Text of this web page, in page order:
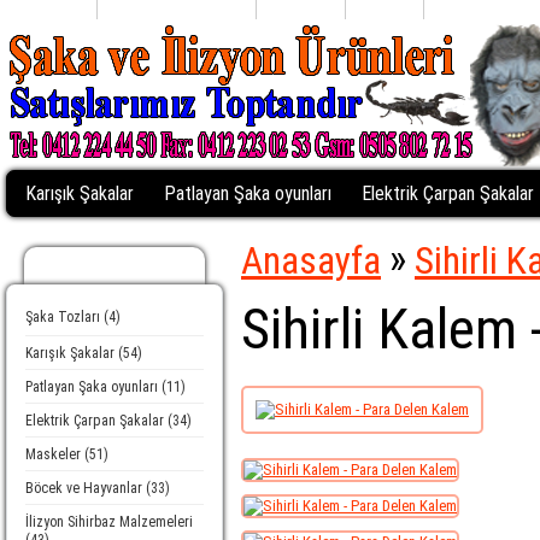
Karışık Şakalar Patlayan Şaka oyunları Elektrik Çarpan Şakalar
Şaka Tozları (4)
Karışık Şakalar (54)
Patlayan Şaka oyunları (11)
Elektrik Çarpan Şakalar (34)
Maskeler (51)
Böcek ve Hayvanlar (33)
İlizyon Sihirbaz Malzemeleri
Anasayfa » Sihirli
Sihirli Kalem